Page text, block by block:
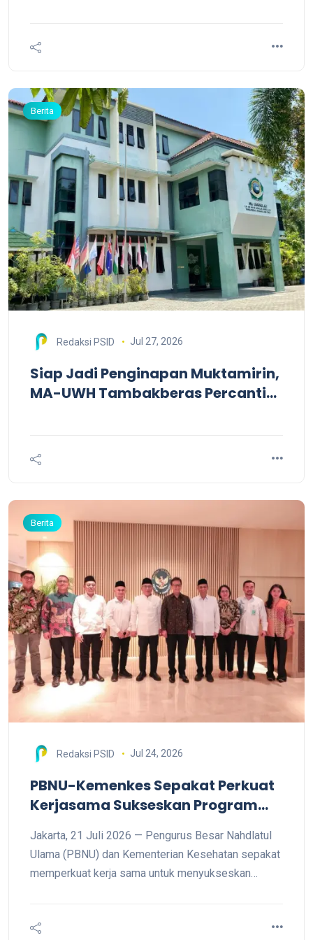
keluargamu?" "Allah dan Rasul-Nya," jawab Sayyidina
Berita
Redaksi PSID Jul 27, 2026
Siap Jadi Penginapan Muktamirin,
MA-UWH Tambakberas Percantik
Berita
Redaksi PSID Jul 24, 2026
PBNU-Kemenkes Sepakat Perkuat
Kerjasama Sukseskan Program
Masyarakat
Jakarta, 21 Juli 2026 — Pengurus Besar Nahdlatul
Ulama (PBNU) dan Kementerian Kesehatan sepakat
memperkuat kerja sama untuk menyukseskan
dan percepatan penuntasan tuberkulosis (TBC).